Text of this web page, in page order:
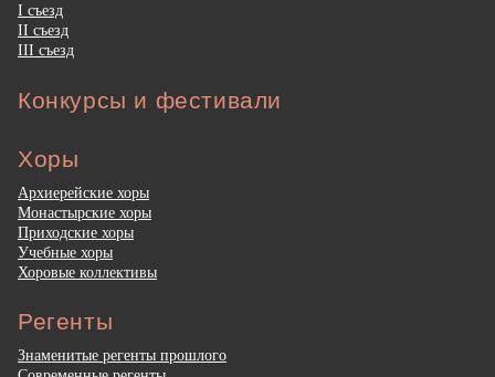
I съезд
II съезд
III съезд
Конкурсы и фестивали
Хоры
Архиерейские хоры
Монастырские хоры
Приходские хоры
Учебные хоры
Хоровые коллективы
Регенты
Знаменитые регенты прошлого